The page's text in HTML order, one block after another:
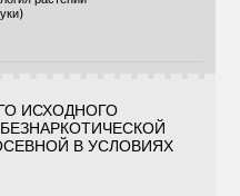
ИСХОДНОГО
В УСЛОВИЯХ